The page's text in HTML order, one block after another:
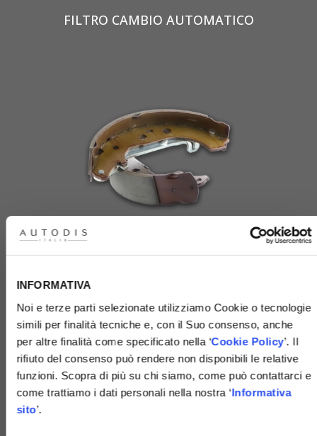
INFORMATIVA
Noi e terze parti selezionate utilizziamo Cookie o tecnologie
simili per finalità tecniche e, con il Suo consenso, anche
per altre finalità come specificato nella ‘Cookie Policy’. Il
rifiuto del consenso può rendere non disponibili le relative
funzioni. Scopra di più su chi siamo, come può contattarci e
come trattiamo i dati personali nella nostra ‘Informativa
sito’.
FILTRO CAMBIO AUTOMATICO
GANASCE FRENO